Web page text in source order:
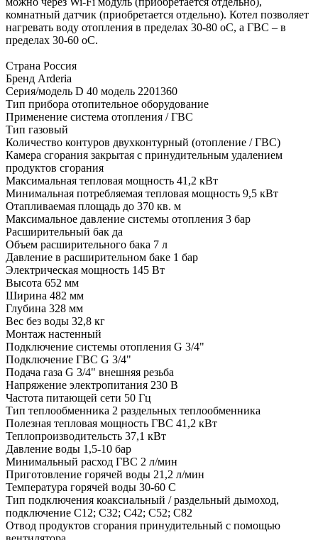
комнатный датчик (приобретается отдельно). Котел позволяет
нагревать воду отопления в пределах 30-80 оС, а ГВС – в
пределах 30-60 оС.
Страна Россия
Бренд Arderia
Серия/модель D 40 модель 2201360
Тип прибора отопительное оборудование
Применение система отопления / ГВС
Тип газовый
Количество контуров двухконтурный (отопление / ГВС)
Камера сгорания закрытая с принудительным удалением
продуктов сгорания
Максимальная тепловая мощность 41,2 кВт
Минимальная потребляемая тепловая мощность 9,5 кВт
Отапливаемая площадь до 370 кв. м
Максимальное давление системы отопления 3 бар
Расширительный бак да
Объем расширительного бака 7 л
Давление в расширительном баке 1 бар
Электрическая мощность 145 Вт
Высота 652 мм
Ширина 482 мм
Глубина 328 мм
Вес без воды 32,8 кг
Монтаж настенный
Подключение системы отопления G 3/4"
Подключение ГВС G 3/4"
Подача газа G 3/4" внешняя резьба
Напряжение электропитания 230 В
Частота питающей сети 50 Гц
Тип теплообменника 2 раздельных теплообменника
Полезная тепловая мощность ГВС 41,2 кВт
Теплопроизводительсть 37,1 кВт
Давление воды 1,5-10 бар
Минимальный расход ГВС 2 л/мин
Приготовление горячей воды 21,2 л/мин
Температура горячей воды 30-60 С
Тип подключения коаксиальный / раздельный дымоход,
подключение C12; C32; C42; C52; C82
Отвод продуктов сгорания принудительный с помощью